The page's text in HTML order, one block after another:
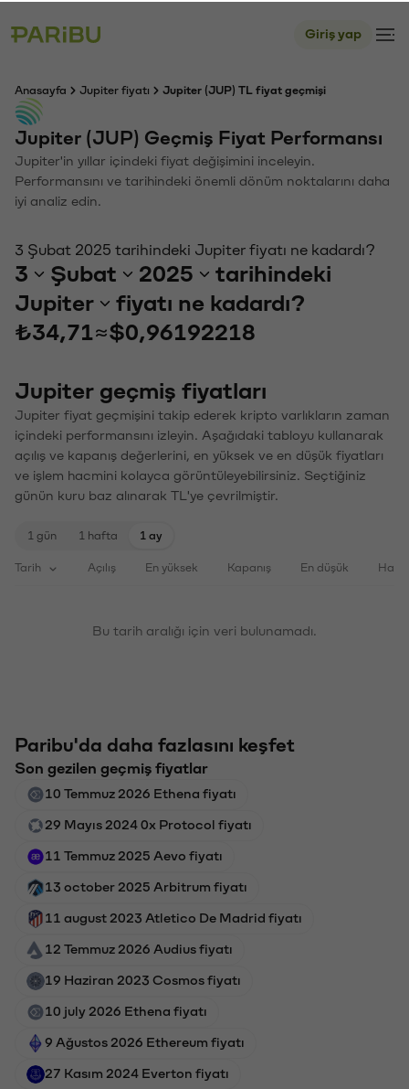
Giriş yap
Anasayfa Jupiter fiyatı Jupiter (JUP) TL fiyat geçmişi
Jupiter (JUP) Geçmiş Fiyat Performansı
Jupiter'in yıllar içindeki fiyat değişimini inceleyin.
Performansını ve tarihindeki önemli dönüm noktalarını daha
iyi analiz edin.
3 Şubat 2025 tarihindeki Jupiter fiyatı ne kadardı?
3 Şubat 2025
tarihindeki
Jupiter
fiyatı ne kadardı?
₺34,71 ≈$0,96192218
Jupiter geçmiş fiyatları
Jupiter fiyat geçmişini takip ederek kripto varlıkların zaman
içindeki performansını izleyin. Aşağıdaki tabloyu kullanarak
açılış ve kapanış değerlerini, en yüksek ve en düşük fiyatları
ve işlem hacmini kolayca görüntüleyebilirsiniz. Seçtiğiniz
günün kuru baz alınarak TL'ye çevrilmiştir.
1 gün 1 hafta 1 ay
Tarih Açılış En yüksek Kapanış En düşük
Bu tarih aralığı için veri bulunamadı.
Paribu'da daha fazlasını keşfet
Son gezilen geçmiş fiyatlar
10 Temmuz 2026 Ethena fiyatı
29 Mayıs 2024 0x Protocol fiyatı
11 Temmuz 2025 Aevo fiyatı
13 october 2025 Arbitrum fiyatı
11 august 2023 Atletico De Madrid fiyatı
12 Temmuz 2026 Audius fiyatı
19 Haziran 2023 Cosmos fiyatı
10 july 2026 Ethena fiyatı
9 Ağustos 2026 Ethereum fiyatı
27 Kasım 2024 Everton fiyatı